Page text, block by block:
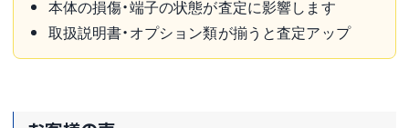
本体の損傷・端子の状態が査定に影響します
取扱説明書・オプション類が揃うと査定アップ